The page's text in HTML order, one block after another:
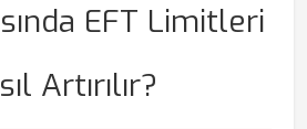
EFT Limitleri
Artırılır?